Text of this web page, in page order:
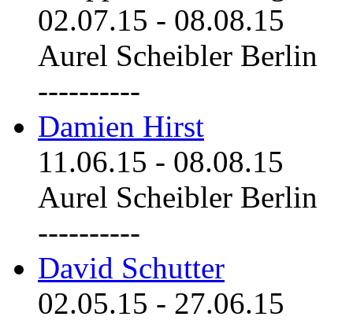
02.07.15 - 08.08.15
Aurel Scheibler Berlin
----------
Damien Hirst
11.06.15 - 08.08.15
Aurel Scheibler Berlin
----------
David Schutter
02.05.15 - 27.06.15